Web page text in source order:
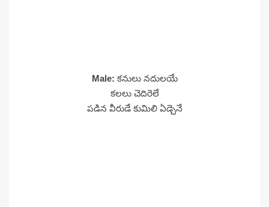
Male: కనులు నదులయే
కలలు చెదిరెలే
పడిన వీరుడే కుమిలి ఏడ్చెనే